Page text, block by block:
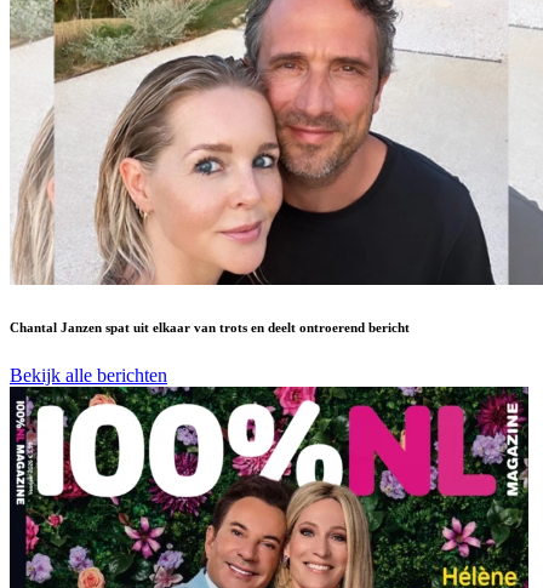
Chantal Janzen spat uit elkaar van trots en deelt ontroerend bericht
Bekijk alle berichten